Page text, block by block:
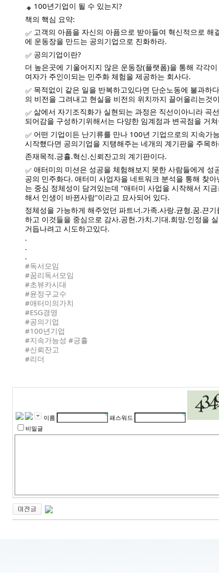
100년기업이 될 수 있는지?
책의 핵심 요약:
고객의 아픔을 자신의 아픔으로 받아들여 혁신적으로 해
에 운동장을 만드는 공의기업으로 진화하라.
공의기업이란?
더 높은곳에 기울어지지 않은 운동장(플랫폼)을 통해 각각
여자가 주인이되는 민주화 체험을 제공하는 회사다.
목적없이 같은 일을 반복하고있다면 단순노동에 불과하
의 비전을 그려내고 현실을 비전의 위치까지 끌어올리는것
삶에서 자기조직화가 실현되는 과정은 직선이아니라 곡
되어감을 구성하기위해서는 다양한 임계점과 변곡점을 거
어떤 기업이든 난기류를 만나 100년 기업으로의 지속가
시작했다면 공의기업을 지탱해주는 네개의 계기판을 주목
존재목적.긍휼.혁신.신뢰잔고의 계기판이다.
애터미의 미션은 성공을 체험해보지 못한 사람들에게 성
공의 민주화다. 애터미 사업자을 네트워크 분석을 통해 찾
는 중심 정체성이 담겨있는데 "애터미 사업을 시작해서 지
해서 인생이 바뀐사람"이라고 묘사되어 있다.
정체성을 가능하게 해주었던 파트너.가족.사랑.균형.꿈.끈
하고 이것들을 중심으로 감사.공헌.가치.기대.희망.인정을
거듭나려고 시도하고있다.
.
.
.
#독서모임
#꿈리독서모임
#초뷰카시대
#윤정구교수
#애터미의가치
#ESG경영
#공의기업
#100년기업
#지속가능성 #긍휼
#신뢰잔고
#리더
이름
패스워드
비밀글